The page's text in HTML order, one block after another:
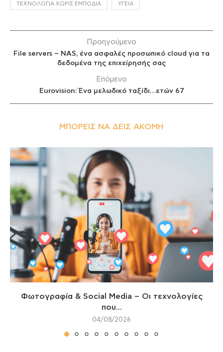
ΤΕΧΝΟΛΟΓΊΑ ΧΩΡΊΣ ΕΜΠΌΔΙΑ ΥΓΕΊΑ
Προηγούμενο
File servers – NAS, ένα ασφαλές προσωπικό cloud για τα
δεδομένα της επιχείρησής σας
Επόμενο
Eurovision: Ένα μελωδικό ταξίδι…ετών 67
ΜΠΟΡΕΊΣ ΝΑ ΔΕΙΣ ΑΚΌΜΗ
Φωτογραφία & Social Media – Οι τεχνολογίες
που...
04/08/2026